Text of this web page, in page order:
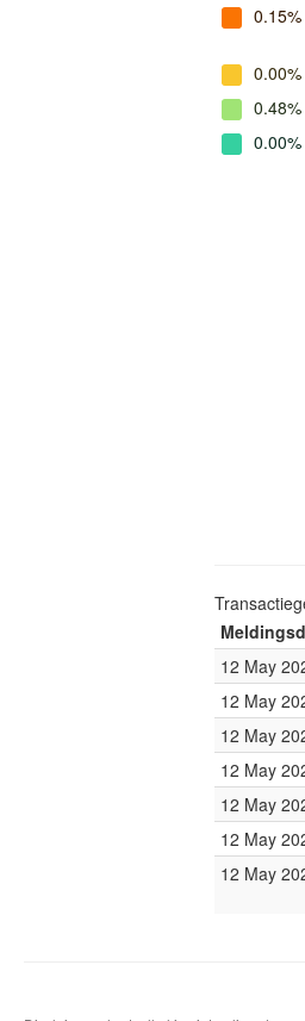
0.15%
0.00%
0.48%
0.00%
12 May
12 May
12 May
12 May
12 May
12 May
12 May